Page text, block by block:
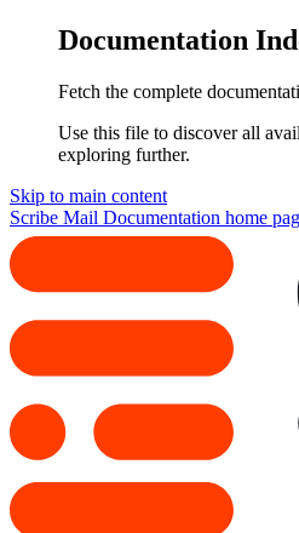
Documentation
Fetch the complete
Use this file to discover all
exploring further.
Skip to main content
Scribe Mail Documentation home